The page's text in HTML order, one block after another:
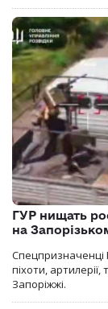
ГУР нищать
на
Спецпризначенці
піхоти, артилерії,
Запоріжжі.